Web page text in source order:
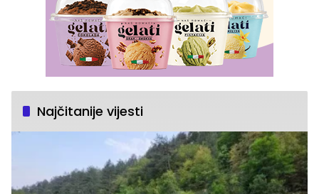
Najčitanije vijesti